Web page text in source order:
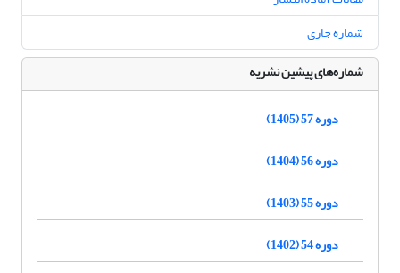
شماره جاری
شماره‌های پیشین نشریه
دوره 57 (1405)
دوره 56 (1404)
دوره 55 (1403)
دوره 54 (1402)